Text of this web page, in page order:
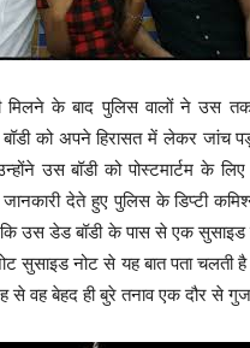
मिलने के बाद पुलिस वालों ने उस
बॉडी को अपने हिरासत में लेकर जांच
उस बॉडी को पोस्टमार्टम के
देते हुए पुलिस के डिप्टी
कि उस डेड बॉडी के पास से एक सुसाइड
सुसाइड नोट से यह बात पता चलती
से वह बेहद ही बुरे तनाव एक दौर से